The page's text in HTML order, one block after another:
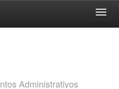
Administrativos